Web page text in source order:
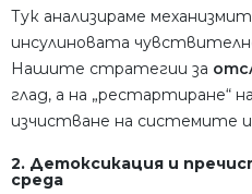
Тук анализираме
инсулиновата
Нашите стратегии за
глад, а на „рестартиране“
изчистване на системите
2. Детоксикация и
среда